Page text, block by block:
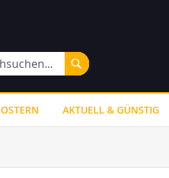
Suche
OSTERN AKTUELL & GÜNSTIG